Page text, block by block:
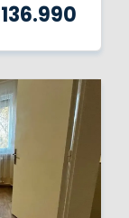
136.990